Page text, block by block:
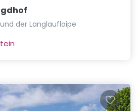
der Langlaufloipe